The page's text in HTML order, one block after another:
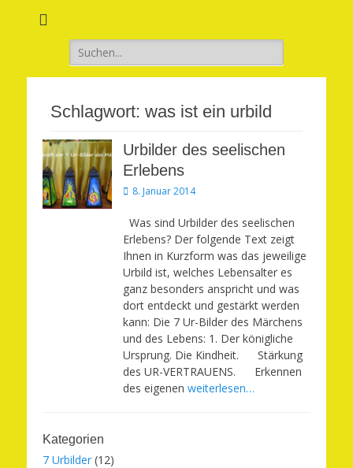
Suchen
nach:
Schlagwort: was ist ein urbild
Urbilder des seelischen
Erlebens
Veröffentlicht
8. Januar 2014
Was sind Urbilder des seelischen
Erlebens? Der folgende Text zeigt
Ihnen in Kurzform was das jeweilige
Urbild ist, welches Lebensalter es
ganz besonders anspricht und was
dort entdeckt und gestärkt werden
kann: Die 7 Ur-Bilder des Märchens
und des Lebens: 1. Der königliche
Ursprung. Die Kindheit. Stärkung
des UR-VERTRAUENS. Erkennen
des eigenen weiterlesen…
Kategorien
7 Urbilder (12)